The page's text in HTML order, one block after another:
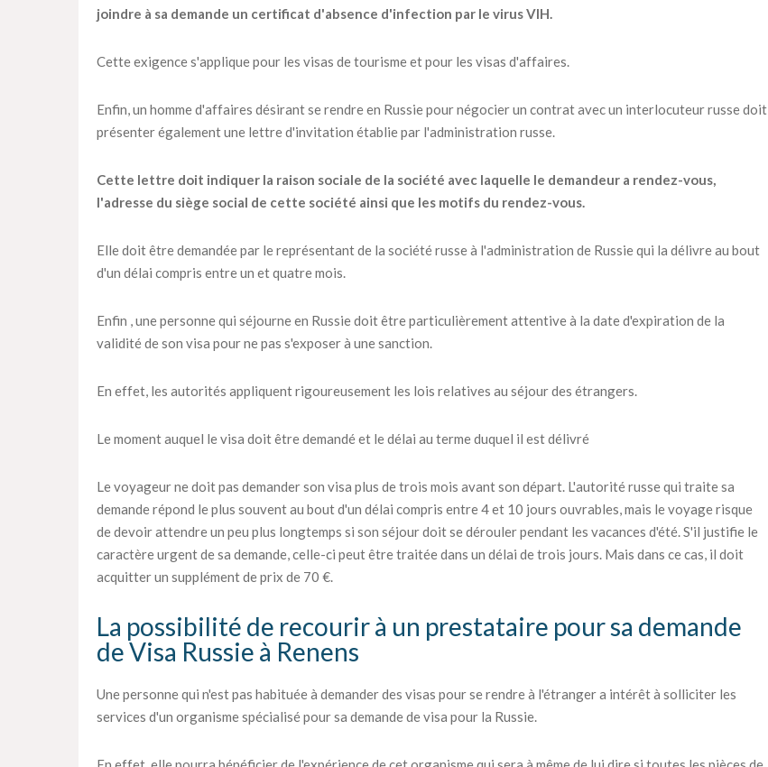
joindre à sa demande un certificat d'absence d'infection par le virus VIH.
Cette exigence s'applique pour les visas de tourisme et pour les visas d'affaires.
Enfin, un homme d'affaires désirant se rendre en Russie pour négocier un contrat avec un interlocuteur russe doit
présenter également une lettre d'invitation établie par l'administration russe.
Cette lettre doit indiquer la raison sociale de la société avec laquelle le demandeur a rendez-vous,
l'adresse du siège social de cette société ainsi que les motifs du rendez-vous.
Elle doit être demandée par le représentant de la société russe à l'administration de Russie qui la délivre au bout
d'un délai compris entre un et quatre mois.
Enfin , une personne qui séjourne en Russie doit être particulièrement attentive à la date d'expiration de la
validité de son visa pour ne pas s'exposer à une sanction.
En effet, les autorités appliquent rigoureusement les lois relatives au séjour des étrangers.
Le moment auquel le visa doit être demandé et le délai au terme duquel il est délivré
Le voyageur ne doit pas demander son visa plus de trois mois avant son départ. L'autorité russe qui traite sa
demande répond le plus souvent au bout d'un délai compris entre 4 et 10 jours ouvrables, mais le voyage risque
de devoir attendre un peu plus longtemps si son séjour doit se dérouler pendant les vacances d'été. S'il justifie le
caractère urgent de sa demande, celle-ci peut être traitée dans un délai de trois jours. Mais dans ce cas, il doit
acquitter un supplément de prix de 70 €.
La possibilité de recourir à un prestataire pour sa demande
de Visa Russie à Renens
Une personne qui n'est pas habituée à demander des visas pour se rendre à l'étranger a intérêt à solliciter les
services d'un organisme spécialisé pour sa demande de visa pour la Russie.